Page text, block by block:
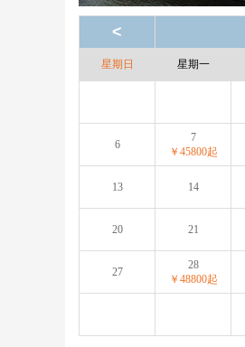
<
星期日 星期一
6
7
￥45800起
13 14
20 21
27
28
￥48800起